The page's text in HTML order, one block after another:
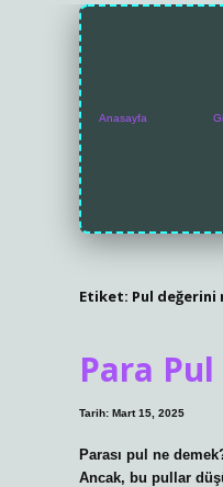
Anasayfa
Etiket: Pul değerini
Para Pul
Tarih: Mart 15, 2025
Parası pul ne
Ancak, bu pullar